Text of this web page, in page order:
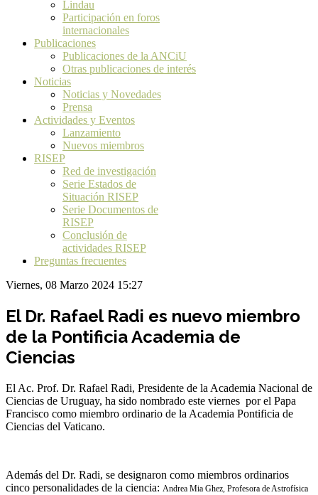
Lindau
Participación en foros
internacionales
Publicaciones
Publicaciones de la ANCiU
Otras publicaciones de interés
Noticias
Noticias y Novedades
Prensa
Actividades y Eventos
Lanzamiento
Nuevos miembros
RISEP
Red de investigación
Serie Estados de
Situación RISEP
Serie Documentos de
RISEP
Conclusión de
actividades RISEP
Preguntas frecuentes
Viernes, 08 Marzo 2024 15:27
El Dr. Rafael Radi es nuevo miembro
de la Pontificia Academia de
Ciencias
El Ac. Prof. Dr. Rafael Radi, Presidente de la Academia Nacional de
Ciencias de Uruguay, ha sido nombrado este viernes por el Papa
Francisco como miembro ordinario de la Academia Pontificia de
Ciencias del Vaticano.
Además del Dr. Radi, se designaron como miembros ordinarios
cinco personalidades de la ciencia: Andrea Mia Ghez, Profesora de Astrofísica